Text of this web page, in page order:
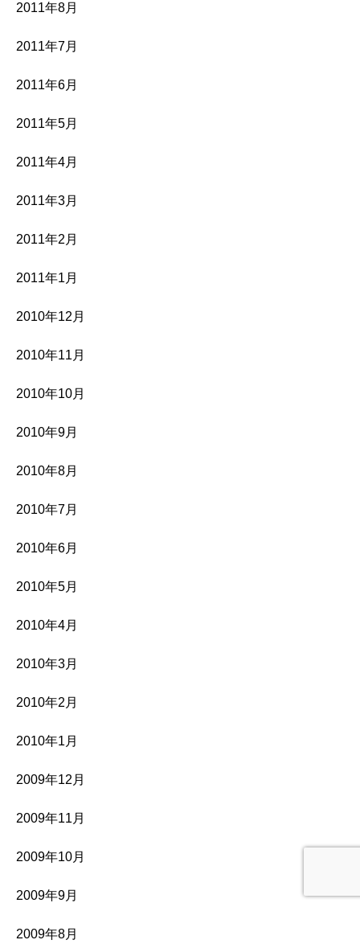
2011年8月
2011年7月
2011年6月
2011年5月
2011年4月
2011年3月
2011年2月
2011年1月
2010年12月
2010年11月
2010年10月
2010年9月
2010年8月
2010年7月
2010年6月
2010年5月
2010年4月
2010年3月
2010年2月
2010年1月
2009年12月
2009年11月
2009年10月
2009年9月
2009年8月